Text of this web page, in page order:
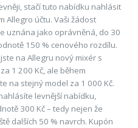
stačí tuto nabídku nahlásit
Allegro účtu. Vaši žádost
uznána jako oprávněná, do 30
150 % cenového rozdílu.
na Allegru nový mixér s
1 200 Kč, ale během
na stejný model za 1 000 Kč.
levnější nabídku,
300 Kč – tedy nejen že
dalších 50 % navrch. Kupón